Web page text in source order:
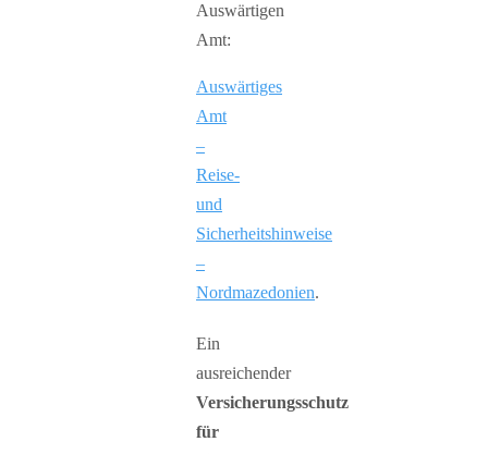
Auswärtigen
Amt:
Auswärtiges
Amt
–
Reise-
und
Sicherheitshinweise
–
Nordmazedonien.
Ein
ausreichender
Versicherungsschutz
für